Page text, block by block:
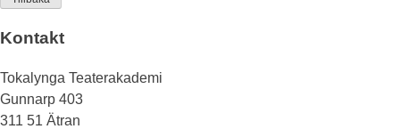
Kontakt
Tokalynga Teaterakademi
Gunnarp 403
311 51 Ätran